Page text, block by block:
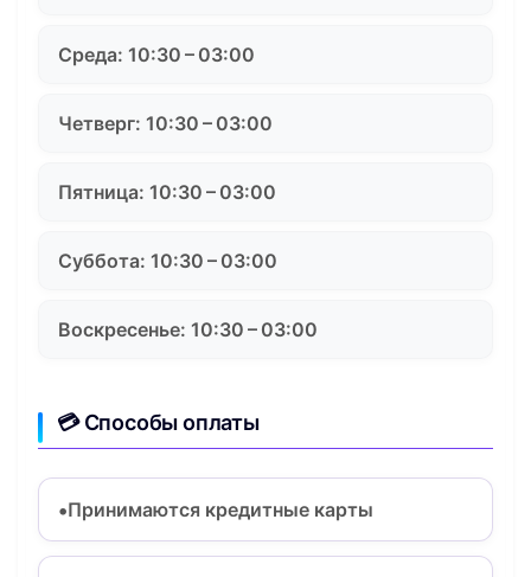
Среда: 10:30 – 03:00
Четверг: 10:30 – 03:00
Пятница: 10:30 – 03:00
Суббота: 10:30 – 03:00
Воскресенье: 10:30 – 03:00
💳 Способы оплаты
Принимаются кредитные карты